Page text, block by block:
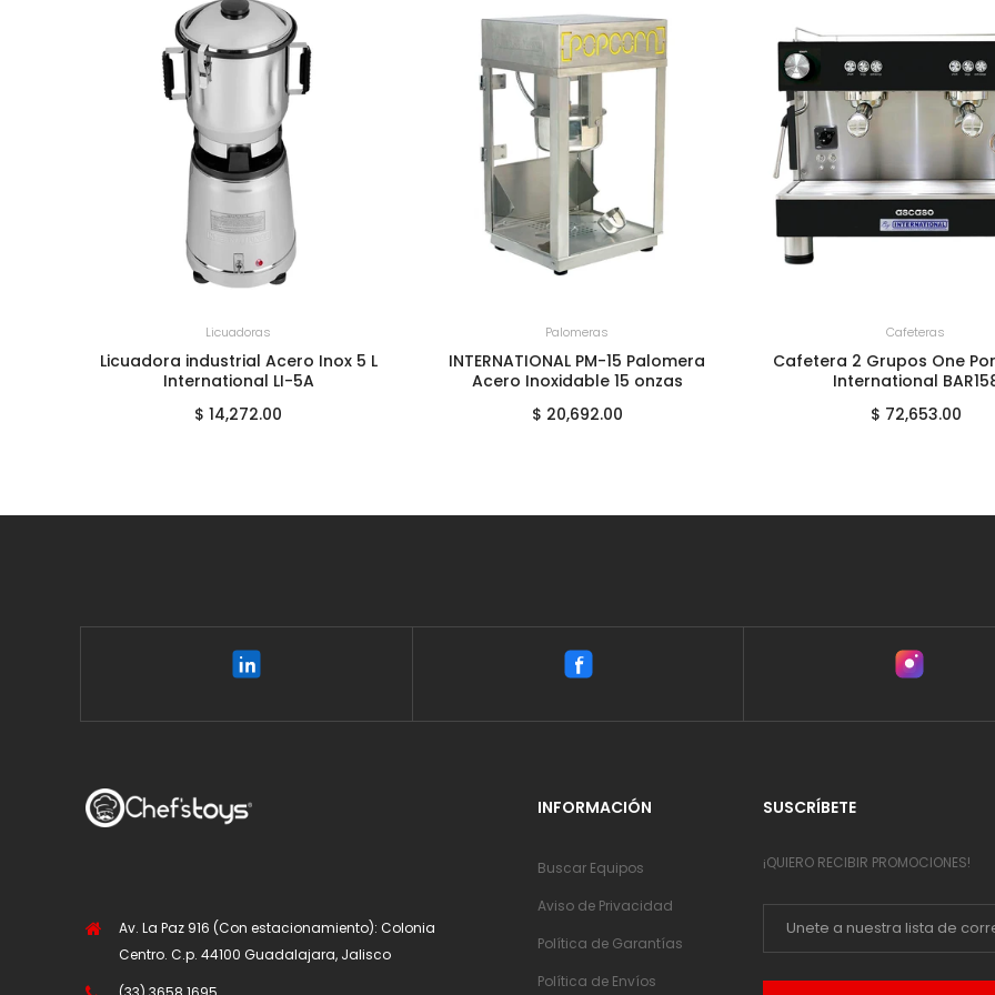
AGREGAR AL CARRITO
Palomeras
INTERNATIONAL PM-15 Palomera
Acero Inoxidable 15 onzas
$ 20,692.00
AGREGAR AL CARRITO
Cafeteras
Cafetera 2 Grupos One Porta Movil
International BAR158
$ 72,653.00
AGREGAR AL CARRITO
Lamparas
Lampara Calentadora
500W 127V International
$ 2,825.00
Av. La Paz 916 (Con estacionamiento): Colonia
Centro. C.p. 44100 Guadalajara, Jalisco
INFORMACIÓN
Buscar Equipos
Aviso de Privacidad
Política de Garantías
Política de Envíos
SUSCRÍBETE
¡QUIERO RECIBIR PROMOCIONES!